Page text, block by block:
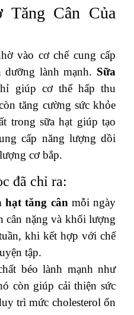
Cân Của
vào cơ chế cung cấp
lành mạnh. Sữa
giúp cơ thể hấp thu
tăng cường sức khỏe
trong sữa hạt giúp tạo
cấp năng lượng dồi
cơ bắp.
đã chỉ ra:
hạt tăng cân mỗi ngày
cân nặng và khối lượng
khi kết hợp với chế
tập.
béo lành mạnh như
còn giúp cải thiện sức
trì mức cholesterol ổn